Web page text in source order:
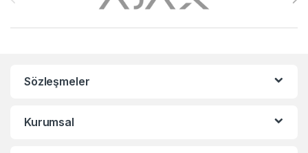
Sözleşmeler
Kurumsal